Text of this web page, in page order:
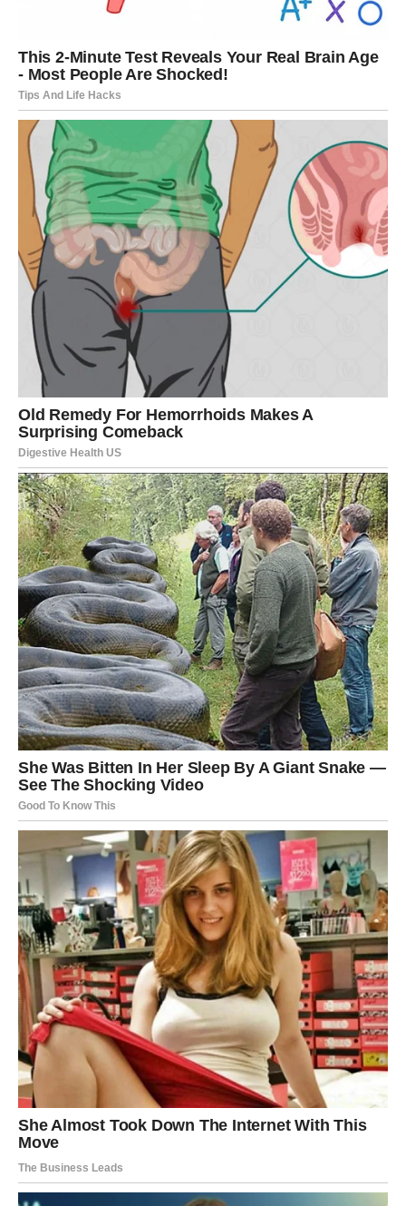
Mogla je to tolerisati nekoliko godina, možda čak i deceniju,
misleći da je to samo faza. Ali, sa svakim danom, buka je
postajala sve jača i neprestana. Nije bila to samo buka od 7
ujutro do 11 uveče. Bilo je to škripanje vrata, buka koraka,
deca koja se smeju do kasno u noć. Nekako, bez obzira na
sve to, ona je ćutala i nosila se sa tim. Ipak, nije im
zamerala jer je verovala da je samo strpljenje potrebno da
se sve smiri. Niko nije znao koliko je to za nju naporno.
Jednog dana, kad je ležala u svom krevetu i nije mogla da drži
oči otvorene od bola u glavi, postalo je jasno: ne može više da
podnese. Ležala je, trpeći sve te buke i trzaje, dok su njene
misli postajale sve maglovitije. Muž je primetio njeno iscrpljeno
stanje i pitao je da li je dobro. Shvatio je da nije spavala već
danima, da je sve u njoj bilo iscrpljeno. To je bio trenutak kada
je ona donela odluku. Neće više da čuti, neće više da se
povuče u tišinu i trpi.
Nekako, bez reči, samo se obula i otišla prema stanu
suseda. Srce joj je bilo ispunjeno strašću i potrebom za
pravdom, ali nije želela da bude gruba. Sa svim strahom u
sebi, pozvonila je na vrata. Ljubazna žena otvorila je vrata,
pogledala je, ali nije delovala zabrinuto. “Dobar dan”, rekla
je, i nastavila kao da nije bilo ništa čudno. “Možete li, molim
vas, da utišate buku? Možemo li se dogovoriti da bar danas
budete tiši? Moj muž je bolestan, a ja ne mogu da spavam
zbog skakanja i buke.” Zamišljala je reakciju koju bi mogla
da očekuje, ali nije očekivala odgovor koji je dobila.
Žena je hladno odgovorila: “Samo danas? Pa, to su vaši
problemi, ne naši. Niko vam nije kriv što ne možete da
spavate.” Nije se trudila da bude ni saosećajna, ni obazriva.
Činilo se da je samo njeno mišljenje bilo važno. U tom
trenutku, ona je odlučila: nikada više neće biti pregažena.
Nema više povlačenja. Da li će morati da bude okrutna? Ne,
ali će sigurno stajati za svoje.